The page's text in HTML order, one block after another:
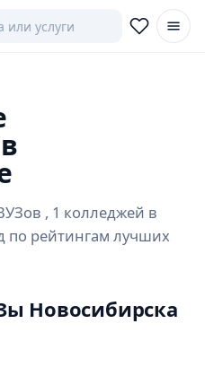
, 1 колледжей в
по рейтингам лучших
Новосибирска